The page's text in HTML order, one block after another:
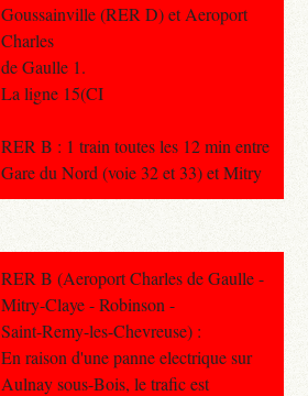
Goussainville (RER D) et Aeroport
Charles
de Gaulle 1.
La ligne 15(CI
RER B : 1 train toutes les 12 min entre
Gare du Nord (voie 32 et 33) et Mitry
RER B (Aeroport Charles de Gaulle -
Mitry-Claye - Robinson -
Saint-Remy-les-Chevreuse) :
En raison d'une panne electrique sur
Aulnay sous-Bois, le trafic est